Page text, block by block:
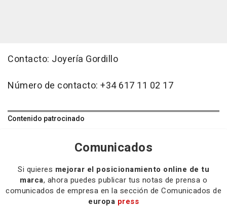
Contacto: Joyería Gordillo
Número de contacto: +34 617 11 02 17
Contenido patrocinado
Comunicados
Si quieres mejorar el posicionamiento online de tu
marca, ahora puedes publicar tus notas de prensa o
comunicados de empresa en la sección de Comunicados de
europa press